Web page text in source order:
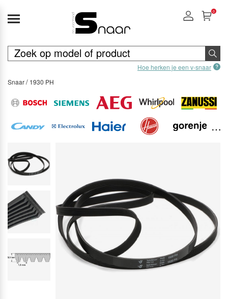
Hoe herken je een v-snaar
0
Snaar 1930 PH